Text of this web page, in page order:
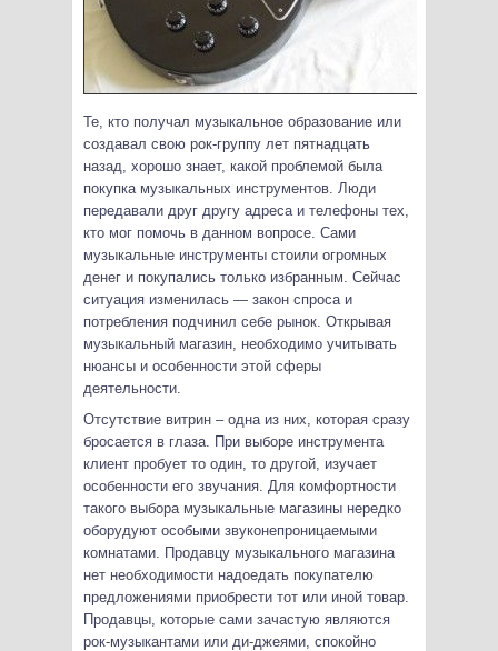
Те, кто получал музыкальное образование или
создавал свою рок-группу лет пятнадцать
назад, хорошо знает, какой проблемой была
покупка музыкальных инструментов. Люди
передавали друг другу адреса и телефоны тех,
кто мог помочь в данном вопросе. Сами
музыкальные инструменты стоили огромных
денег и покупались только избранным. Сейчас
ситуация изменилась — закон спроса и
потребления подчинил себе рынок. Открывая
музыкальный магазин, необходимо учитывать
нюансы и особенности этой сферы
деятельности.
Отсутствие витрин – одна из них, которая сразу
бросается в глаза. При выборе инструмента
клиент пробует то один, то другой, изучает
особенности его звучания. Для комфортности
такого выбора музыкальные магазины нередко
оборудуют особыми звуконепроницаемыми
комнатами. Продавцу музыкального магазина
нет необходимости надоедать покупателю
предложениями приобрести тот или иной товар.
Продавцы, которые сами зачастую являются
рок-музыкантами или ди-джеями, спокойно